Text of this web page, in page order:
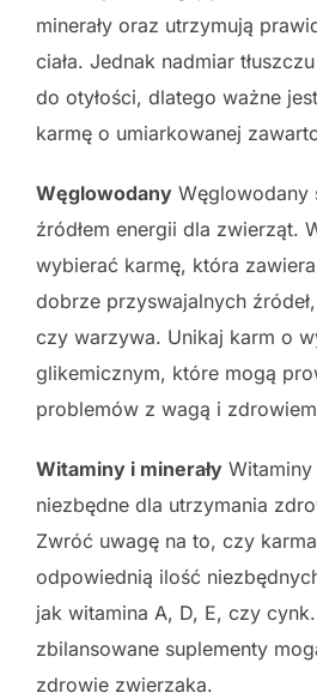
minerały oraz utrzymują
ciała. Jednak nadmiar
do otyłości, dlatego ważne
karmę o umiarkowanej
Węglowodany Węglowodany
źródłem energii dla zwierząt.
wybierać karmę, która
dobrze przyswajalnych
czy warzywa. Unikaj karm o
glikemicznym, które mogą
problemów z wagą i
Witaminy i minerały Witaminy
niezbędne dla utrzymania
Zwróć uwagę na to, czy
odpowiednią ilość
jak witamina A, D, E, czy
zbilansowane suplementy
zdrowie zwierzaka.